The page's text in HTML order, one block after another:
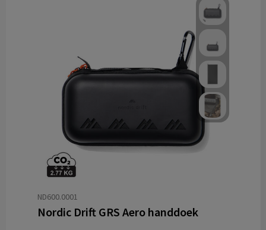
ND600.0001
Nordic Drift GRS Aero handdoek